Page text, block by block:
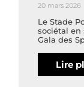
20 mars 2026
Le Stade
sociétal en
Gala des
Lire